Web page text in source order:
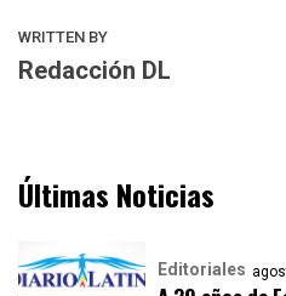
WRITTEN BY
Redacción DL
Últimas Noticias
Editoriales